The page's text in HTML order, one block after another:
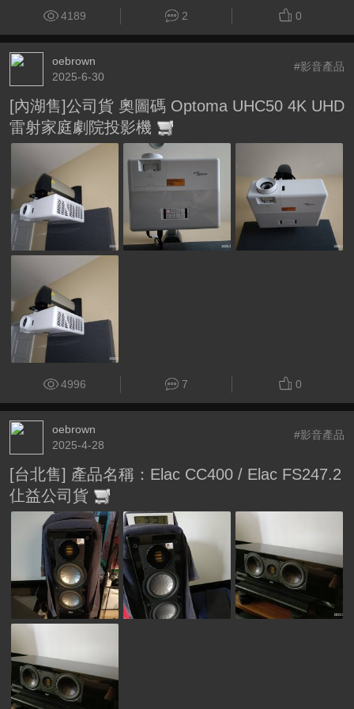
4189 2 0
oebrown
2025-6-30
#影音產品
[內湖售]公司貨 奧圖碼 Optoma UHC50 4K UHD
雷射家庭劇院投影機
4996 7 0
oebrown
2025-4-28
#影音產品
[台北售] 產品名稱：Elac CC400 / Elac FS247.2
仩益公司貨